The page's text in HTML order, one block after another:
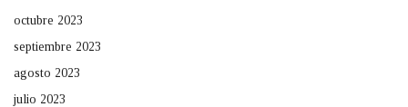
octubre 2023
septiembre 2023
agosto 2023
julio 2023